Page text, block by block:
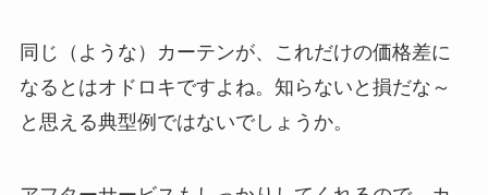
同じ（ような）カーテンが、これだけの価格差に
なるとはオドロキですよね。知らないと損だな～
と思える典型例ではないでしょうか。